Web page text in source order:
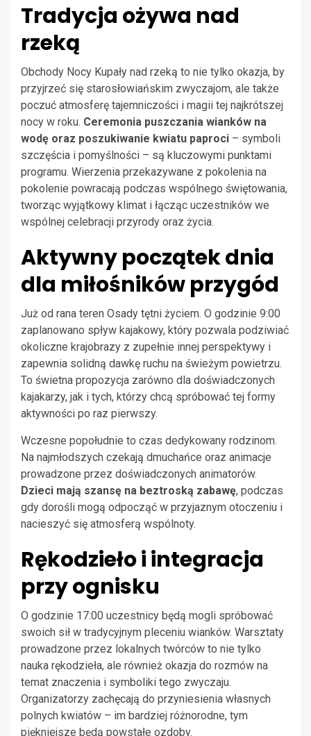
Tradycja ożywa nad
rzeką
Obchody Nocy Kupały nad rzeką to nie tylko okazja, by
przyjrzeć się starosłowiańskim zwyczajom, ale także
poczuć atmosferę tajemniczości i magii tej najkrótszej
nocy w roku. Ceremonia puszczania wianków na
wodę oraz poszukiwanie kwiatu paproci – symboli
szczęścia i pomyślności – są kluczowymi punktami
programu. Wierzenia przekazywane z pokolenia na
pokolenie powracają podczas wspólnego świętowania,
tworząc wyjątkowy klimat i łącząc uczestników we
wspólnej celebracji przyrody oraz życia.
Aktywny początek dnia
dla miłośników przygód
Już od rana teren Osady tętni życiem. O godzinie 9:00
zaplanowano spływ kajakowy, który pozwala podziwiać
okoliczne krajobrazy z zupełnie innej perspektywy i
zapewnia solidną dawkę ruchu na świeżym powietrzu.
To świetna propozycja zarówno dla doświadczonych
kajakarzy, jak i tych, którzy chcą spróbować tej formy
aktywności po raz pierwszy.
Wczesne popołudnie to czas dedykowany rodzinom.
Na najmłodszych czekają dmuchańce oraz animacje
prowadzone przez doświadczonych animatorów.
Dzieci mają szansę na beztroską zabawę, podczas
gdy dorośli mogą odpocząć w przyjaznym otoczeniu i
nacieszyć się atmosferą wspólnoty.
Rękodzieło i integracja
przy ognisku
O godzinie 17:00 uczestnicy będą mogli spróbować
swoich sił w tradycyjnym pleceniu wianków. Warsztaty
prowadzone przez lokalnych twórców to nie tylko
nauka rękodzieła, ale również okazja do rozmów na
temat znaczenia i symboliki tego zwyczaju.
Organizatorzy zachęcają do przyniesienia własnych
polnych kwiatów – im bardziej różnorodne, tym
piękniejsze będą powstałe ozdoby.